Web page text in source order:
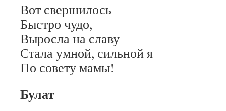
Вот свершилось
Быстро чудо,
Выросла на славу
Стала умной, сильной я
По совету мамы!
Булат